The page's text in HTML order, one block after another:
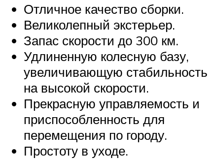
Отличное качество сборки.
Великолепный экстерьер.
Запас скорости до 300 км.
Удлиненную колесную базу,
увеличивающую стабильность
на высокой скорости.
Прекрасную управляемость и
приспособленность для
перемещения по городу.
Простоту в уходе.